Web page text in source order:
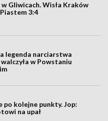
Gliwicach. Wisła Kraków
3:4
legenda narciarstwa
w Powstaniu
po kolejne punkty. Jop:
na upał